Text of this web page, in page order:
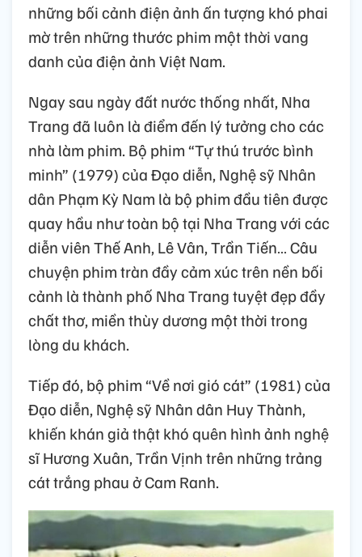
những bối cảnh điện ảnh ấn tượng khó phai
mờ trên những thước phim một thời vang
danh của điện ảnh Việt Nam.
Ngay sau ngày đất nước thống nhất, Nha
Trang đã luôn là điểm đến lý tưởng cho các
nhà làm phim. Bộ phim “Tự thú trước bình
minh” (1979) của Đạo diễn, Nghệ sỹ Nhân
dân Phạm Kỳ Nam là bộ phim đầu tiên được
quay hầu như toàn bộ tại Nha Trang với các
diễn viên Thế Anh, Lê Vân, Trần Tiến… Câu
chuyện phim tràn đầy cảm xúc trên nền bối
cảnh là thành phố Nha Trang tuyệt đẹp đầy
chất thơ, miền thùy dương một thời trong
lòng du khách.
Tiếp đó, bộ phim “Về nơi gió cát” (1981) của
Đạo diễn, Nghệ sỹ Nhân dân Huy Thành,
khiến khán giả thật khó quên hình ảnh nghệ
sĩ Hương Xuân, Trần Vịnh trên những trảng
cát trắng phau ở Cam Ranh.